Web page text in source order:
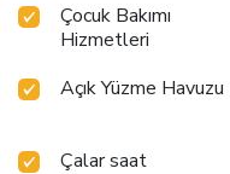
Çocuk Bakımı
Hizmetleri
Açık Yüzme Havuzu
Çalar saat